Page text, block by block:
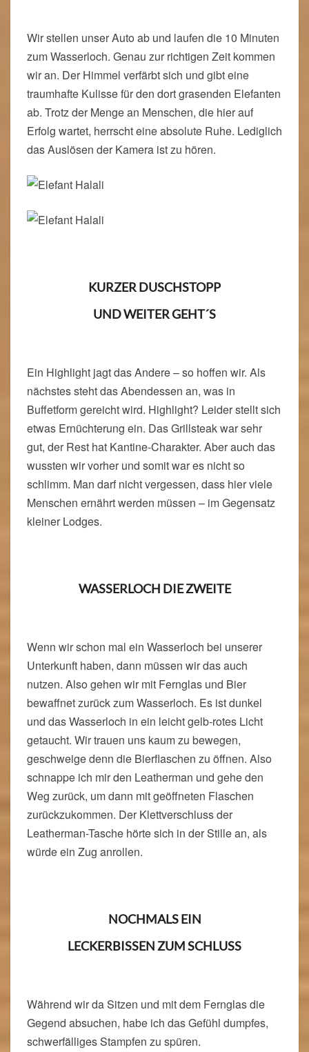
Wir stellen unser Auto ab und laufen die 10 Minuten
zum Wasserloch. Genau zur richtigen Zeit kommen
wir an. Der Himmel verfärbt sich und gibt eine
traumhafte Kulisse für den dort grasenden Elefanten
ab. Trotz der Menge an Menschen, die hier auf
Erfolg wartet, herrscht eine absolute Ruhe. Lediglich
das Auslösen der Kamera ist zu hören.
KURZER DUSCHSTOPP
UND WEITER GEHT´S
Ein Highlight jagt das Andere – so hoffen wir. Als
nächstes steht das Abendessen an, was in
Buffetform gereicht wird. Highlight? Leider stellt sich
etwas Ernüchterung ein. Das Grillsteak war sehr
gut, der Rest hat Kantine-Charakter. Aber auch das
wussten wir vorher und somit war es nicht so
schlimm. Man darf nicht vergessen, dass hier viele
Menschen ernährt werden müssen – im Gegensatz
kleiner Lodges.
WASSERLOCH DIE ZWEITE
Wenn wir schon mal ein Wasserloch bei unserer
Unterkunft haben, dann müssen wir das auch
nutzen. Also gehen wir mit Fernglas und Bier
bewaffnet zurück zum Wasserloch. Es ist dunkel
und das Wasserloch in ein leicht gelb-rotes Licht
getaucht. Wir trauen uns kaum zu bewegen,
geschweige denn die Bierflaschen zu öffnen. Also
schnappe ich mir den Leatherman und gehe den
Weg zurück, um dann mit geöffneten Flaschen
zurückzukommen. Der Klettverschluss der
Leatherman-Tasche hörte sich in der Stille an, als
würde ein Zug anrollen.
NOCHMALS EIN
LECKERBISSEN ZUM SCHLUSS
Während wir da Sitzen und mit dem Fernglas die
Gegend absuchen, habe ich das Gefühl dumpfes,
schwerfälliges Stampfen zu spüren.